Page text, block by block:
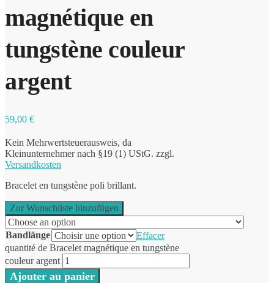
magnétique en
tungstène couleur
argent
59,00 €
Kein Mehrwertsteuerausweis, da
Kleinunternehmer nach §19 (1) UStG. zzgl.
Versandkosten
Bracelet en tungstène poli brillant.
Zur Wunschliste hinzufügen
Bandlänge
Effacer
quantité de Bracelet magnétique en tungstène
couleur argent
Ajouter au panier